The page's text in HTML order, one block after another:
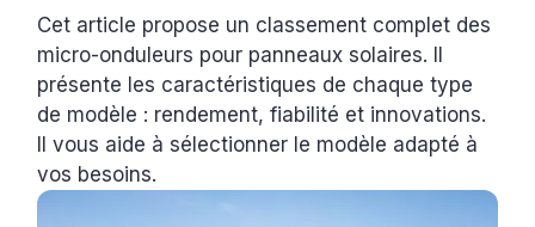
Cet article propose un classement complet des
micro-onduleurs pour panneaux solaires. Il
présente les caractéristiques de chaque type
de modèle : rendement, fiabilité et innovations.
Il vous aide à sélectionner le modèle adapté à
vos besoins.